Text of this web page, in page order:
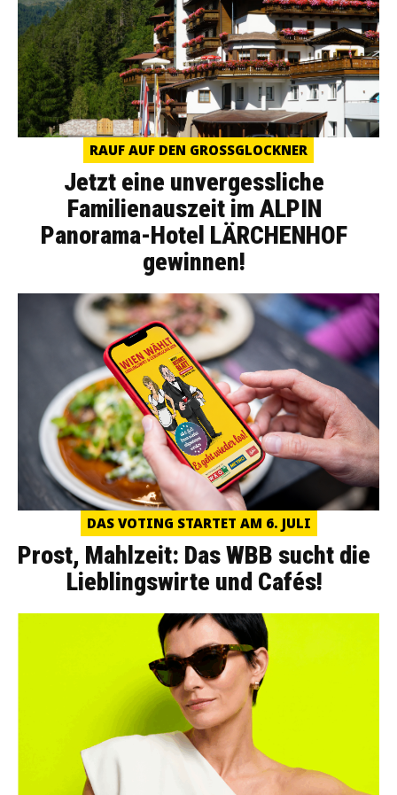
RAUF AUF DEN GROSSGLOCKNER
Jetzt eine unvergessliche
Familienauszeit im ALPIN
Panorama-Hotel LÄRCHENHOF
gewinnen!
DAS VOTING STARTET AM 6. JULI
Prost, Mahlzeit: Das WBB sucht die
Lieblingswirte und Cafés!